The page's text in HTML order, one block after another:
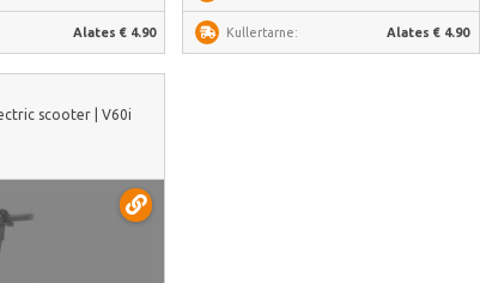
Alates € 4.90 Kullertarne: Alates € 4.90
scooter | V60i